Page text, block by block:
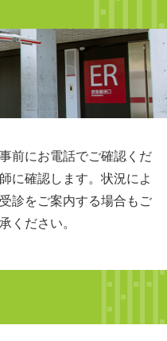
前にお電話でご確認くだ
に確認します。状況によ
診をご案内する場合もご
ください。